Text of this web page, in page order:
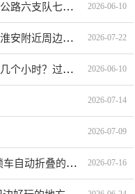
四川省公安厅交通警察总队高速公路六支队七大队地址、电话、上班时间、能处理违章吗 2026-06-10
淮安周边游玩十大景点自驾游，淮安附近周边旅游景点大全推荐 2026-07-22
从黄山到白银多少公里、开车要几个小时？过路费、油费等 2026-06-10
2026-07-14
2026-07-09
快充时间2.5小时以上、后视镜锁车自动折叠的车型有哪些？买哪款好？价格多少？ 2026-07-16